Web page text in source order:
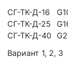
СГ-ТК-Д-16
СГ-ТК-Д-25
СГ-ТК-Д-40
Вариант 1, 2, 3